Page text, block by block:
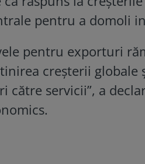
pentru a domoli
pentru exporturi
creșterii
către servicii”, a